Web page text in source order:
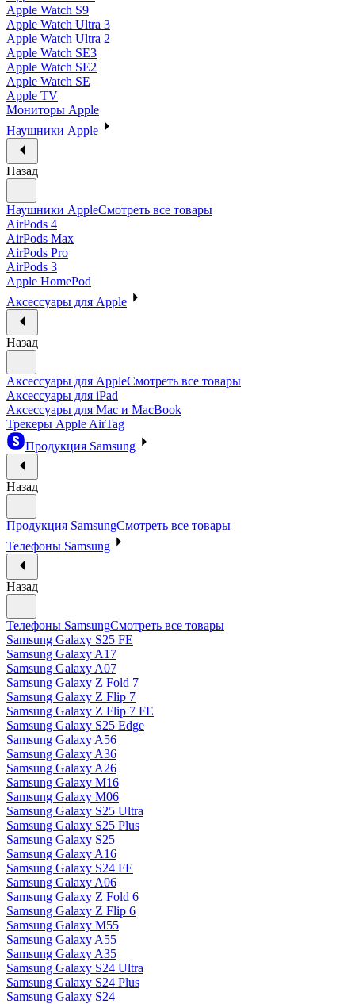
Apple Watch S9
Apple Watch Ultra 3
Apple Watch Ultra 2
Apple Watch SE3
Apple Watch SE2
Apple Watch SE
Apple TV
Мониторы Apple
Наушники Apple
Назад
Наушники AppleСмотреть все товары
AirPods 4
AirPods Max
AirPods Pro
AirPods 3
Apple HomePod
Аксессуары для Apple
Назад
Аксессуары для AppleСмотреть все товары
Аксессуары для iPad
Аксессуары для Mac и MacBook
Трекеры Apple AirTag
Продукция Samsung
Назад
Продукция SamsungСмотреть все товары
Телефоны Samsung
Назад
Телефоны SamsungСмотреть все товары
Samsung Galaxy S25 FE
Samsung Galaxy A17
Samsung Galaxy A07
Samsung Galaxy Z Fold 7
Samsung Galaxy Z Flip 7
Samsung Galaxy Z Flip 7 FE
Samsung Galaxy S25 Edge
Samsung Galaxy A56
Samsung Galaxy A36
Samsung Galaxy A26
Samsung Galaxy M16
Samsung Galaxy M06
Samsung Galaxy S25 Ultra
Samsung Galaxy S25 Plus
Samsung Galaxy S25
Samsung Galaxy A16
Samsung Galaxy S24 FE
Samsung Galaxy A06
Samsung Galaxy Z Fold 6
Samsung Galaxy Z Flip 6
Samsung Galaxy M55
Samsung Galaxy A55
Samsung Galaxy A35
Samsung Galaxy S24 Ultra
Samsung Galaxy S24 Plus
Samsung Galaxy S24